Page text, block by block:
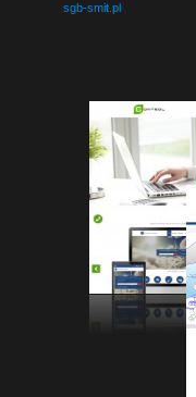
sgb-smit.pl